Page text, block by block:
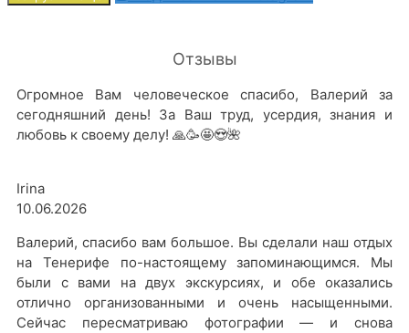
Отзывы
Огромное Вам человеческое спасибо, Валерий за
сегодняшний день! За Ваш труд, усердия, знания и
любовь к своему делу! 🙏🥳🤩😍🌺
Irina
10.06.2026
Валерий, спасибо вам большое. Вы сделали наш отдых
на Тенерифе по-настоящему запоминающимся. Мы
были с вами на двух экскурсиях, и обе оказались
отлично организованными и очень насыщенными.
Сейчас пересматриваю фотографии — и снова